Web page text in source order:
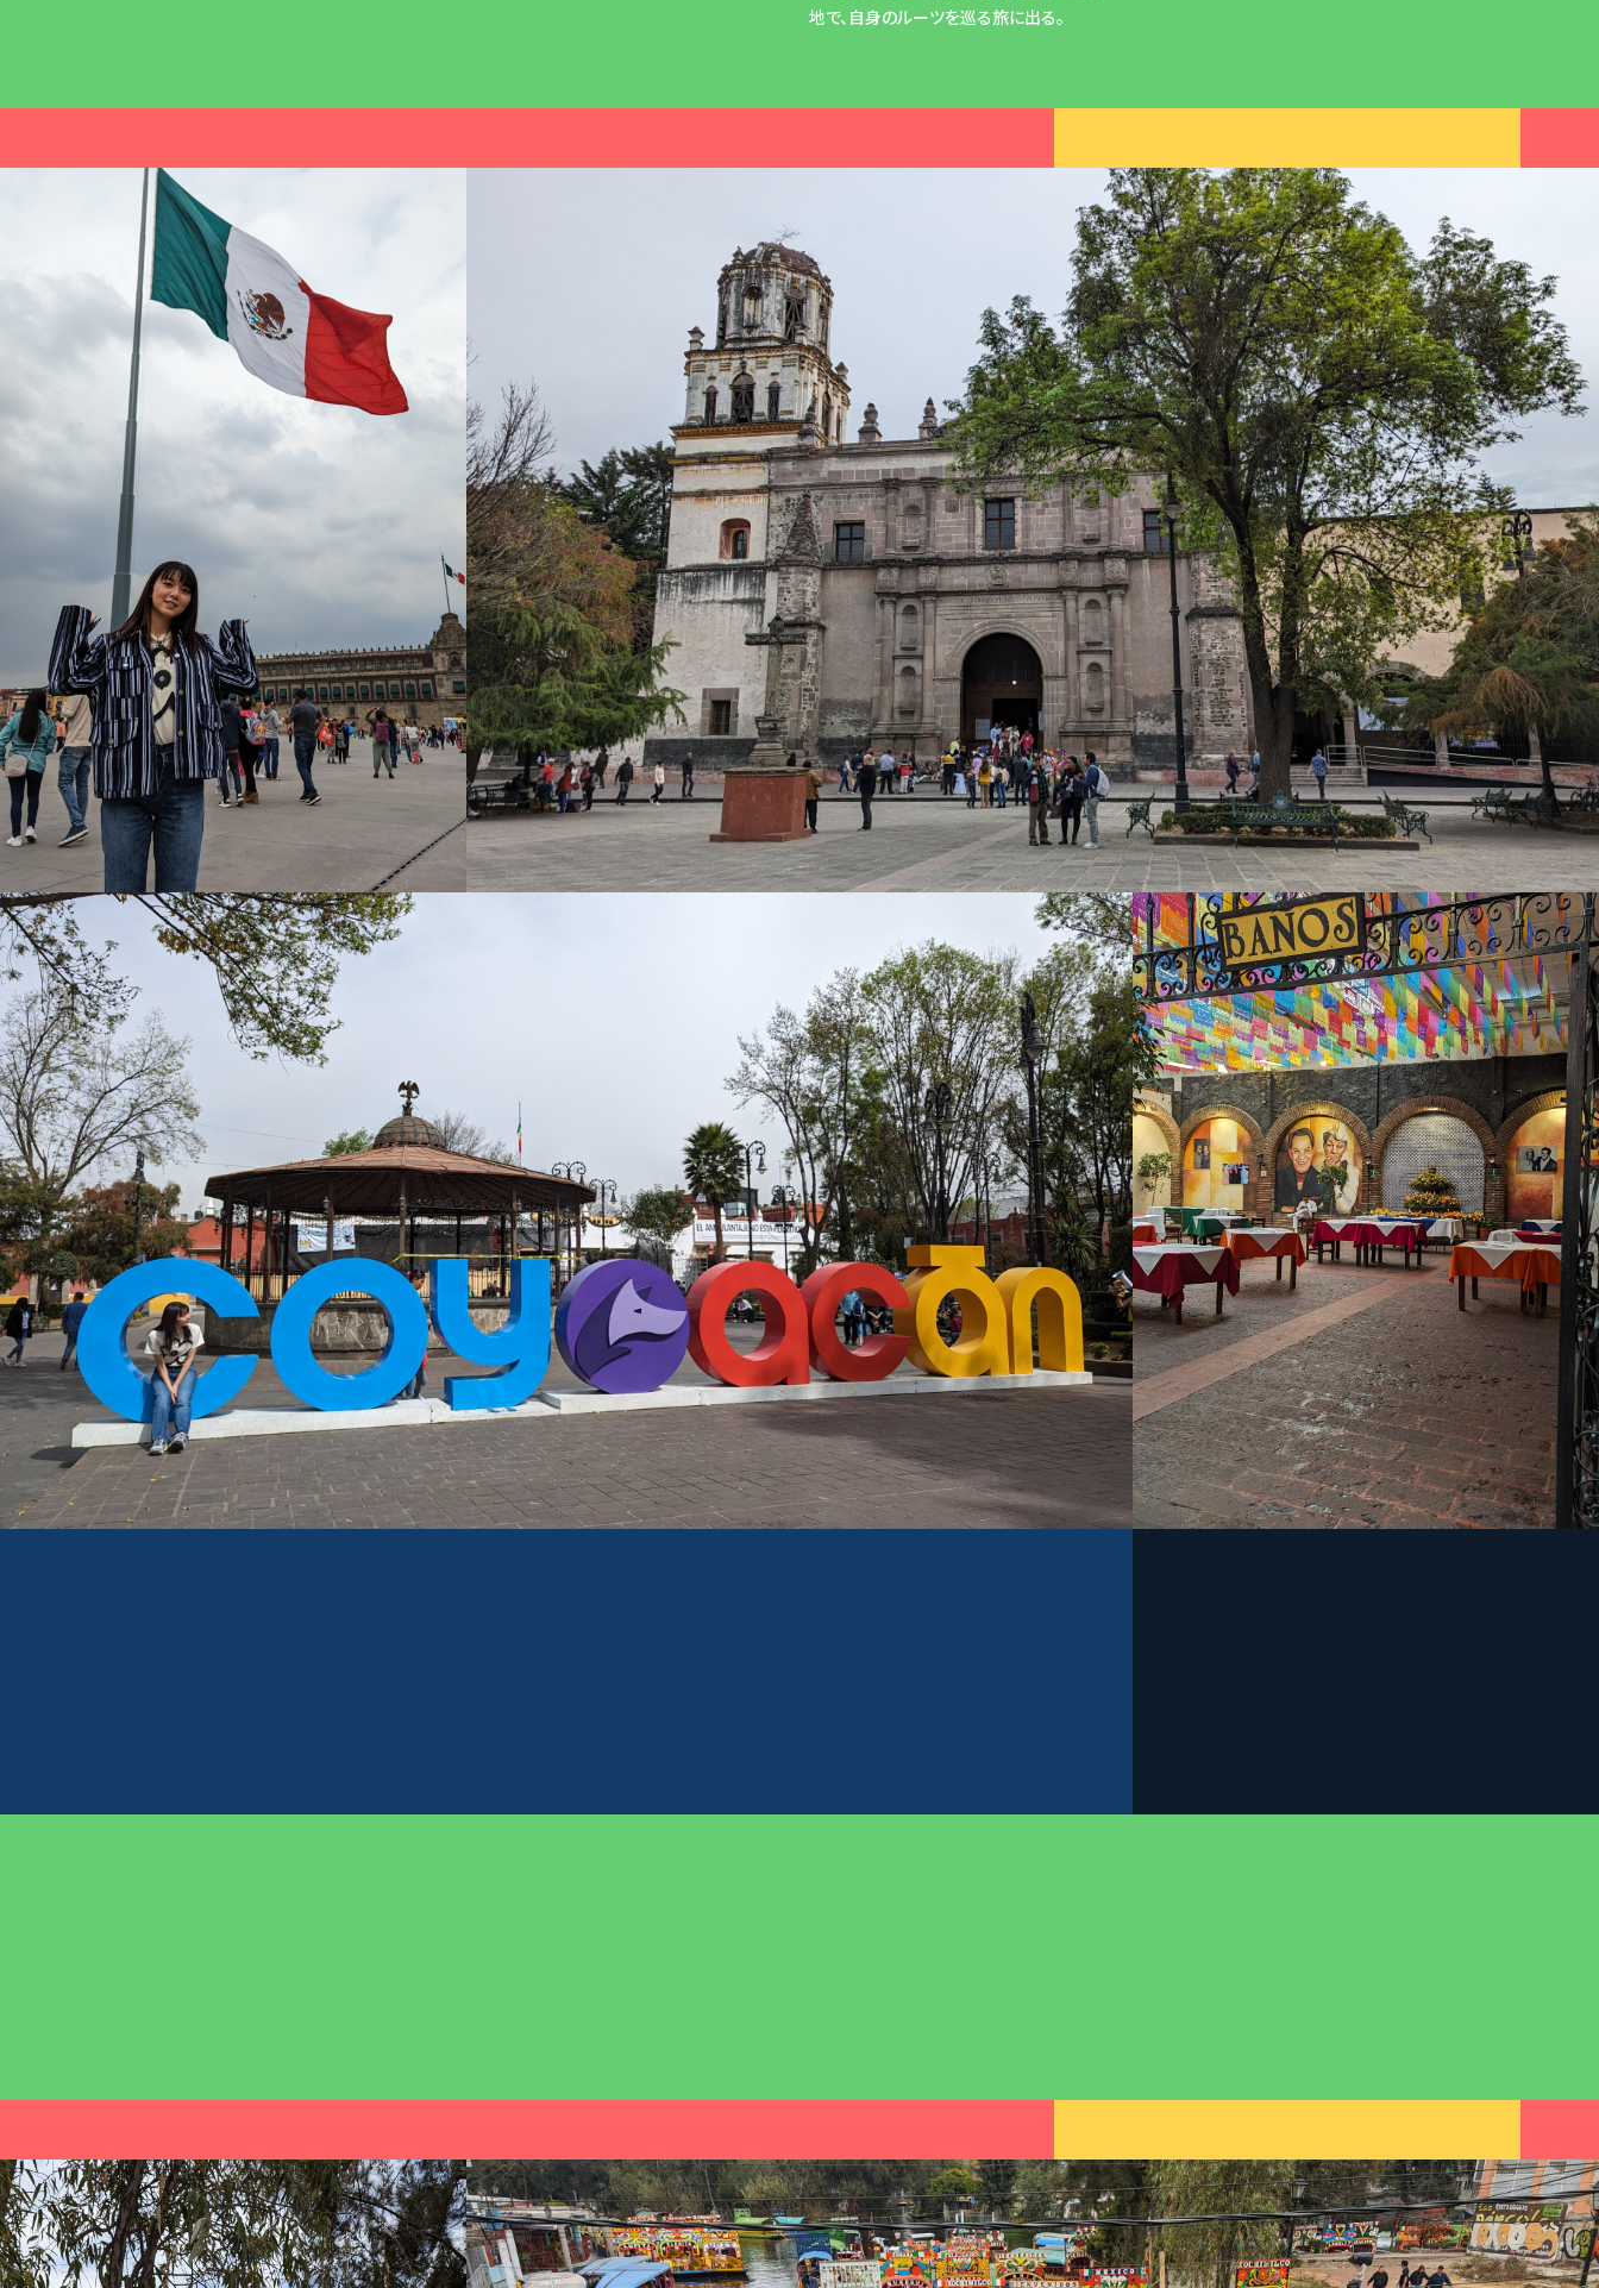
地で、自身のルーツを巡る旅に出る。